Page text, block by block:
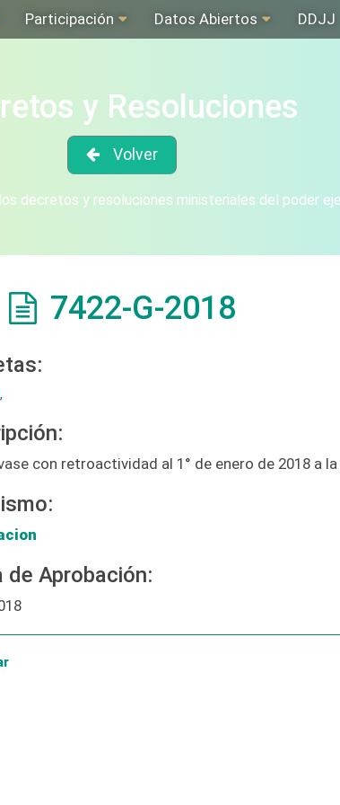
Participación Datos Abiertos DDJJ
y Resoluciones
Volver
decretos y resoluciones ministeriales del poder
7422-G-2018
,
con retroactividad al 1° de enero de 2018 a
de Aprobación: